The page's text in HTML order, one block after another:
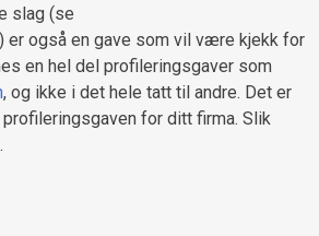
slag (se
) er også en gave som vil være kjekk for
en hel del profileringsgaver som
, og ikke i det hele tatt til andre. Det er
for ditt firma. Slik